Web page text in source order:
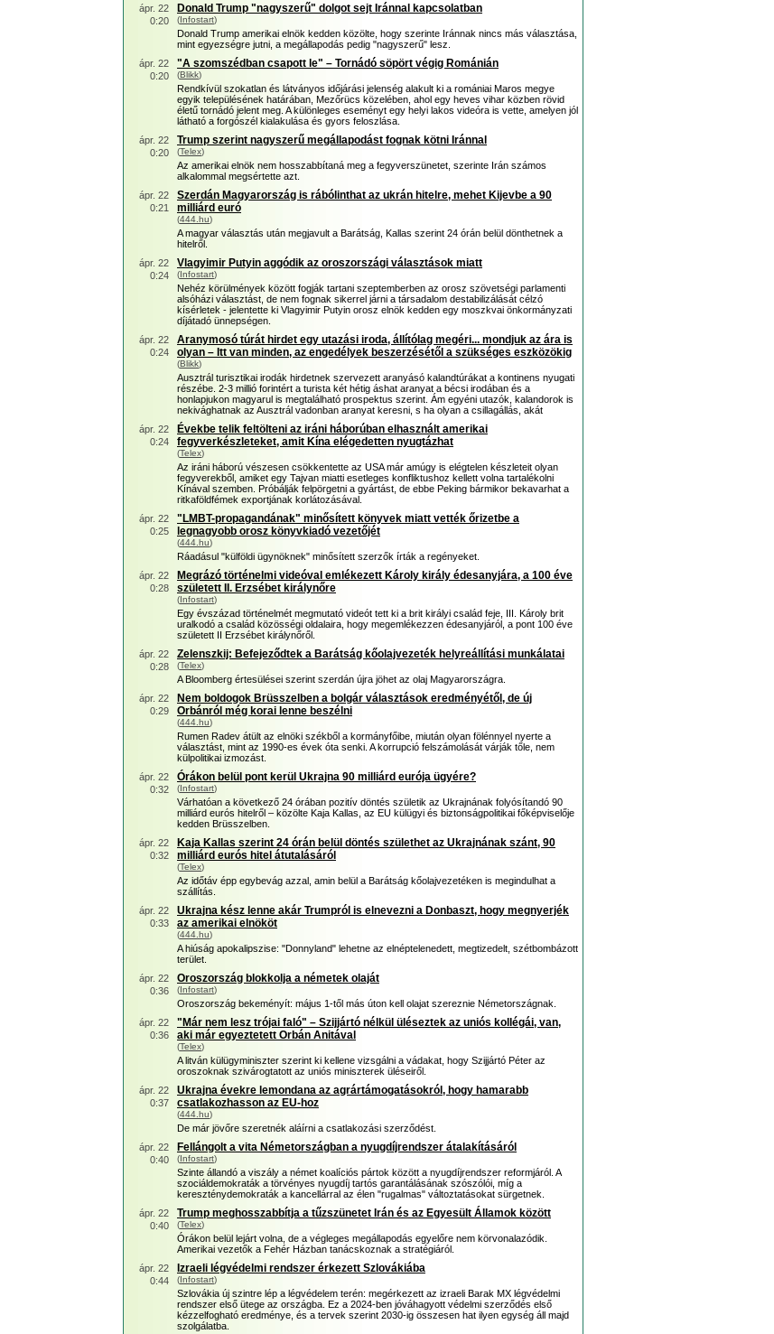
ápr. 22
0:20
Donald Trump "nagyszerű" dolgot sejt Iránnal kapcsolatban
(Infostart)
Donald Trump amerikai elnök kedden közölte, hogy szerinte Iránnak nincs más választása,
mint egyezségre jutni, a megállapodás pedig "nagyszerű" lesz.
ápr. 22
0:20
"A szomszédban csapott le" – Tornádó söpört végig Románián
(Blikk)
Rendkívül szokatlan és látványos időjárási jelenség alakult ki a romániai Maros megye
egyik településének határában, Mezőrücs közelében, ahol egy heves vihar közben rövid
életű tornádó jelent meg. A különleges eseményt egy helyi lakos videóra is vette, amelyen jól
látható a forgószél kialakulása és gyors feloszlása.
ápr. 22
0:20
Trump szerint nagyszerű megállapodást fognak kötni Iránnal
(Telex)
Az amerikai elnök nem hosszabbítaná meg a fegyverszünetet, szerinte Irán számos
alkalommal megsértette azt.
ápr. 22
0:21
Szerdán Magyarország is rábólinthat az ukrán hitelre, mehet Kijevbe a 90
milliárd euró
(444.hu)
A magyar választás után megjavult a Barátság, Kallas szerint 24 órán belül dönthetnek a
hitelről.
ápr. 22
0:24
Vlagyimir Putyin aggódik az oroszországi választások miatt
(Infostart)
Nehéz körülmények között fogják tartani szeptemberben az orosz szövetségi parlamenti
alsóházi választást, de nem fognak sikerrel járni a társadalom destabilizálását célzó
kísérletek - jelentette ki Vlagyimir Putyin orosz elnök kedden egy moszkvai önkormányzati
díjátadó ünnepségen.
ápr. 22
0:24
Aranymosó túrát hirdet egy utazási iroda, állítólag megéri... mondjuk az ára is
olyan – Itt van minden, az engedélyek beszerzésétől a szükséges eszközökig
(Blikk)
Ausztrál turisztikai irodák hirdetnek szervezett aranyásó kalandtúrákat a kontinens nyugati
részébe. 2-3 millió forintért a turista két hétig áshat aranyat a bécsi irodában és a
honlapjukon magyarul is megtalálható prospektus szerint. Ám egyéni utazók, kalandorok is
nekivághatnak az Ausztrál vadonban aranyat keresni, s ha olyan a csillagállás, akát
ápr. 22
0:24
Évekbe telik feltölteni az iráni háborúban elhasznált amerikai
fegyverkészleteket, amit Kína elégedetten nyugtázhat
(Telex)
Az iráni háború vészesen csökkentette az USA már amúgy is elégtelen készleteit olyan
fegyverekből, amiket egy Tajvan miatti esetleges konfliktushoz kellett volna tartalékolni
Kínával szemben. Próbálják felpörgetni a gyártást, de ebbe Peking bármikor bekavarhat a
ritkaföldfémek exportjának korlátozásával.
ápr. 22
0:25
"LMBT-propagandának" minősített könyvek miatt vették őrizetbe a
legnagyobb orosz könyvkiadó vezetőjét
(444.hu)
Ráadásul "külföldi ügynöknek" minősített szerzők írták a regényeket.
ápr. 22
0:28
Megrázó történelmi videóval emlékezett Károly király édesanyjára, a 100 éve
született II. Erzsébet királynőre
(Infostart)
Egy évszázad történelmét megmutató videót tett ki a brit királyi család feje, III. Károly brit
uralkodó a család közösségi oldalaira, hogy megemlékezzen édesanyjáról, a pont 100 éve
született II Erzsébet királynőről.
ápr. 22
0:28
Zelenszkij: Befejeződtek a Barátság kőolajvezeték helyreállítási munkálatai
(Telex)
A Bloomberg értesülései szerint szerdán újra jöhet az olaj Magyarországra.
ápr. 22
0:29
Nem boldogok Brüsszelben a bolgár választások eredményétől, de új
Orbánról még korai lenne beszélni
(444.hu)
Rumen Radev átült az elnöki székből a kormányfőibe, miután olyan fölénnyel nyerte a
választást, mint az 1990-es évek óta senki. A korrupció felszámolását várják tőle, nem
külpolitikai izmozást.
ápr. 22
0:32
Órákon belül pont kerül Ukrajna 90 milliárd eurója ügyére?
(Infostart)
Várhatóan a következő 24 órában pozitív döntés születik az Ukrajnának folyósítandó 90
milliárd eurós hitelről – közölte Kaja Kallas, az EU külügyi és biztonságpolitikai főképviselője
kedden Brüsszelben.
ápr. 22
0:32
Kaja Kallas szerint 24 órán belül döntés születhet az Ukrajnának szánt, 90
milliárd eurós hitel átutalásáról
(Telex)
Az időtáv épp egybevág azzal, amin belül a Barátság kőolajvezetéken is megindulhat a
szállítás.
ápr. 22
0:33
Ukrajna kész lenne akár Trumpról is elnevezni a Donbaszt, hogy megnyerjék
az amerikai elnököt
(444.hu)
A hiúság apokalipszise: "Donnyland" lehetne az elnéptelenedett, megtizedelt, szétbombázott
terület.
ápr. 22
0:36
Oroszország blokkolja a németek olaját
(Infostart)
Oroszország bekeményít: május 1-től más úton kell olajat szereznie Németországnak.
ápr. 22
0:36
"Már nem lesz trójai faló" – Szijjártó nélkül üléseztek az uniós kollégái, van,
aki már egyeztetett Orbán Anitával
(Telex)
A litván külügyminiszter szerint ki kellene vizsgálni a vádakat, hogy Szijjártó Péter az
oroszoknak szivárogtatott az uniós miniszterek üléseiről.
ápr. 22
0:37
Ukrajna évekre lemondana az agrártámogatásokról, hogy hamarabb
csatlakozhasson az EU-hoz
(444.hu)
De már jövőre szeretnék aláírni a csatlakozási szerződést.
ápr. 22
0:40
Fellángolt a vita Németországban a nyugdíjrendszer átalakításáról
(Infostart)
Szinte állandó a viszály a német koalíciós pártok között a nyugdíjrendszer reformjáról. A
szociáldemokraták a törvényes nyugdíj tartós garantálásának szószólói, míg a
kereszténydemokraták a kancellárral az élen "rugalmas" változtatásokat sürgetnek.
ápr. 22
0:40
Trump meghosszabbítja a tűzszünetet Irán és az Egyesült Államok között
(Telex)
Órákon belül lejárt volna, de a végleges megállapodás egyelőre nem körvonalazódik.
Amerikai vezetők a Fehér Házban tanácskoznak a stratégiáról.
ápr. 22
0:44
Izraeli légvédelmi rendszer érkezett Szlovákiába
(Infostart)
Szlovákia új szintre lép a légvédelem terén: megérkezett az izraeli Barak MX légvédelmi
rendszer első ütege az országba. Ez a 2024-ben jóváhagyott védelmi szerződés első
kézzelfogható eredménye, és a tervek szerint 2030-ig összesen hat ilyen egység áll majd
szolgálatba.